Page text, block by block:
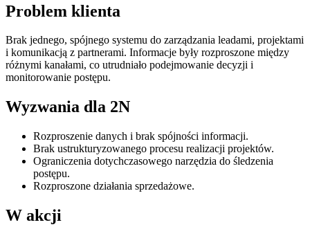
Problem klienta
Brak jednego, spójnego systemu do zarządzania leadami, projektami
i komunikacją z partnerami. Informacje były rozproszone między
różnymi kanałami, co utrudniało podejmowanie decyzji i
monitorowanie postępu.
Wyzwania dla 2N
Rozproszenie danych i brak spójności informacji.
Brak ustrukturyzowanego procesu realizacji projektów.
Ograniczenia dotychczasowego narzędzia do śledzenia
postępu.
Rozproszone działania sprzedażowe.
W akcji